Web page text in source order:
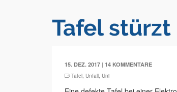
Tafel
15. DEZ. 2017 | 14 KOMMENTARE
Tafel, Unfall, Uni